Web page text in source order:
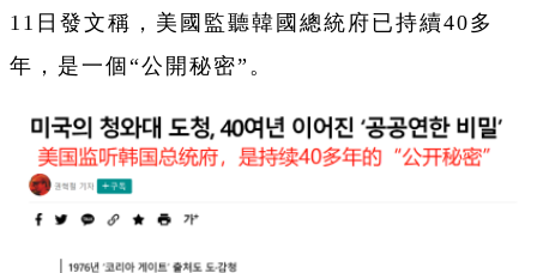
11日發文稱，美國監聽韓國總統府已持續40多
年，是一個“公開秘密”。